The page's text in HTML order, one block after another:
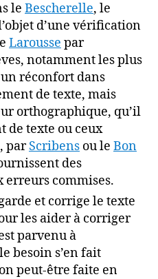
le Bescherelle, le
d’une vérification
Larousse par
notamment les plus
réconfort dans
de texte, mais
orthographique, qu’il
de texte ou ceux
parScribens ou le Bon
des
erreurs commises.
et corrige le texte
les aider à corriger
parvenu à
besoin s’en fait
peut-être faite en